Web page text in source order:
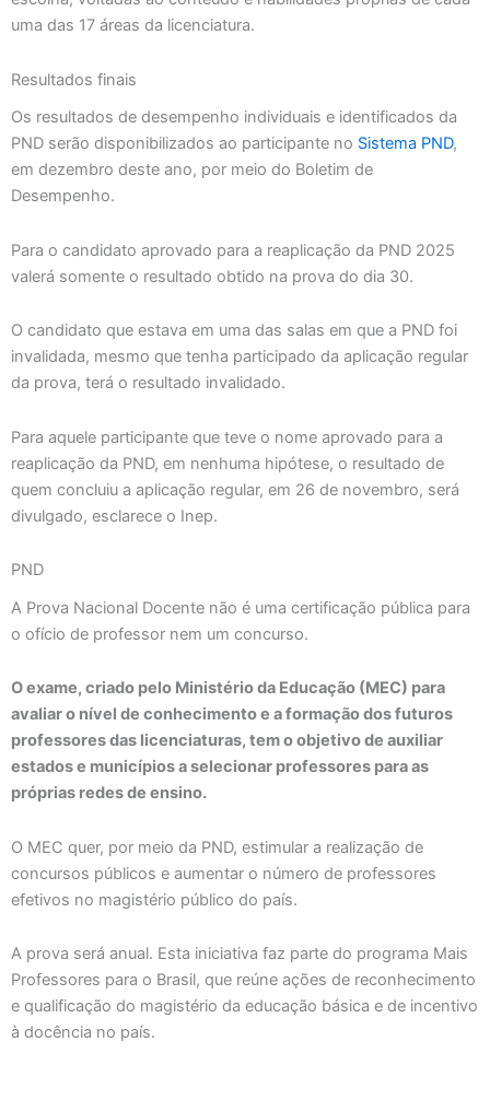
uma das 17 áreas da licenciatura.
Resultados finais
Os resultados de desempenho individuais e identificados da
PND serão disponibilizados ao participante no Sistema PND,
em dezembro deste ano, por meio do Boletim de
Desempenho.
Para o candidato aprovado para a reaplicação da PND 2025
valerá somente o resultado obtido na prova do dia 30.
O candidato que estava em uma das salas em que a PND foi
invalidada, mesmo que tenha participado da aplicação regular
da prova, terá o resultado invalidado.
Para aquele participante que teve o nome aprovado para a
reaplicação da PND, em nenhuma hipótese, o resultado de
quem concluiu a aplicação regular, em 26 de novembro, será
divulgado, esclarece o Inep.
PND
A Prova Nacional Docente não é uma certificação pública para
o ofício de professor nem um concurso.
O exame, criado pelo Ministério da Educação (MEC) para
avaliar o nível de conhecimento e a formação dos futuros
professores das licenciaturas, tem o objetivo de auxiliar
estados e municípios a selecionar professores para as
próprias redes de ensino.
O MEC quer, por meio da PND, estimular a realização de
concursos públicos e aumentar o número de professores
efetivos no magistério público do país.
A prova será anual. Esta iniciativa faz parte do programa Mais
Professores para o Brasil, que reúne ações de reconhecimento
e qualificação do magistério da educação básica e de incentivo
à docência no país.